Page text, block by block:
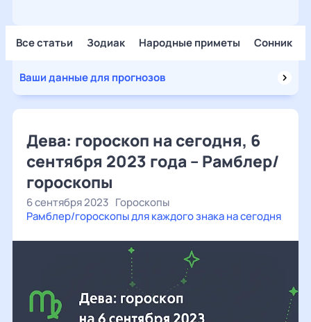
Все статьи Зодиак Народные приметы Сонник
Ваши данные для прогнозов
Дева: гороскоп на сегодня, 6
сентября 2023 года – Рамблер/
гороскопы
6 сентября 2023 Гороскопы
Рамблер/гороскопы для каждого знака на сегодня